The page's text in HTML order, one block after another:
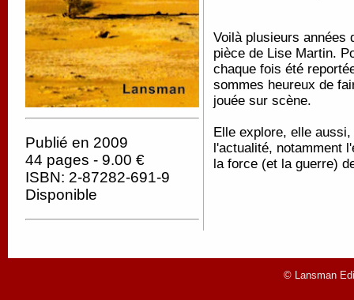
Publié en 2009
44 pages - 9.00 €
ISBN: 2-87282-691-9
Disponible
Voilà plusieurs années
pièce de Lise Martin.
chaque fois été
sommes heureux de
jouée sur scène.
Elle explore, elle
l'actualité, notamment
la force (et la guerre)
© Lansman